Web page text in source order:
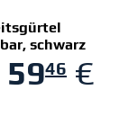
schwarz
5946€